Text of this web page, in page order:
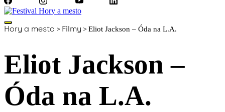
Hory a mesto > Filmy >Eliot Jackson – Óda na L.A.
Eliot Jackson –
Óda na L.A.